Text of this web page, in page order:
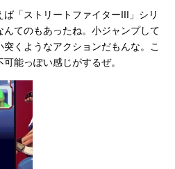
「ストリートファイターIII」シリ
てのもあったね。小ジャンプして
くようなアクションだもんな。こ
能っぽい感じがするぜ。